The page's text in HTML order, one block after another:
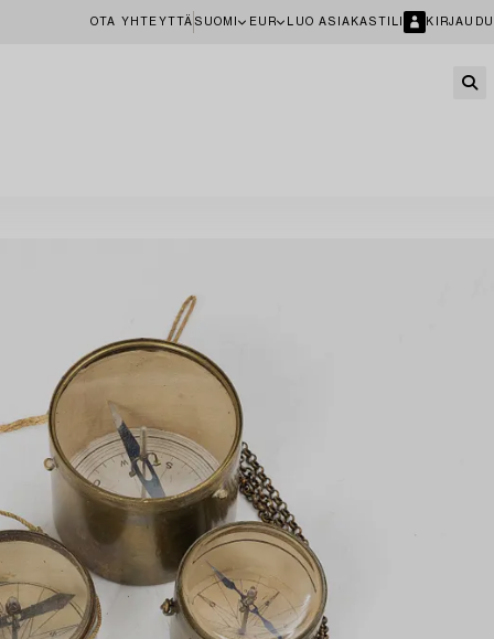
OTA YHTEYTTÄ SUOMI EUR LUO ASIAKASTILI KIRJAUDU